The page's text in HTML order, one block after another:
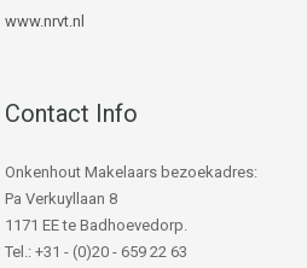
www.nrvt.nl
Contact Info
Onkenhout Makelaars bezoekadres:
Pa Verkuyllaan 8
1171 EE te Badhoevedorp.
Tel.: +31 - (0)20 - 659 22 63